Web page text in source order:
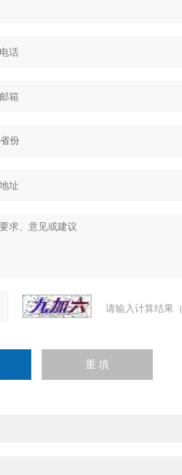
请输入计算结果